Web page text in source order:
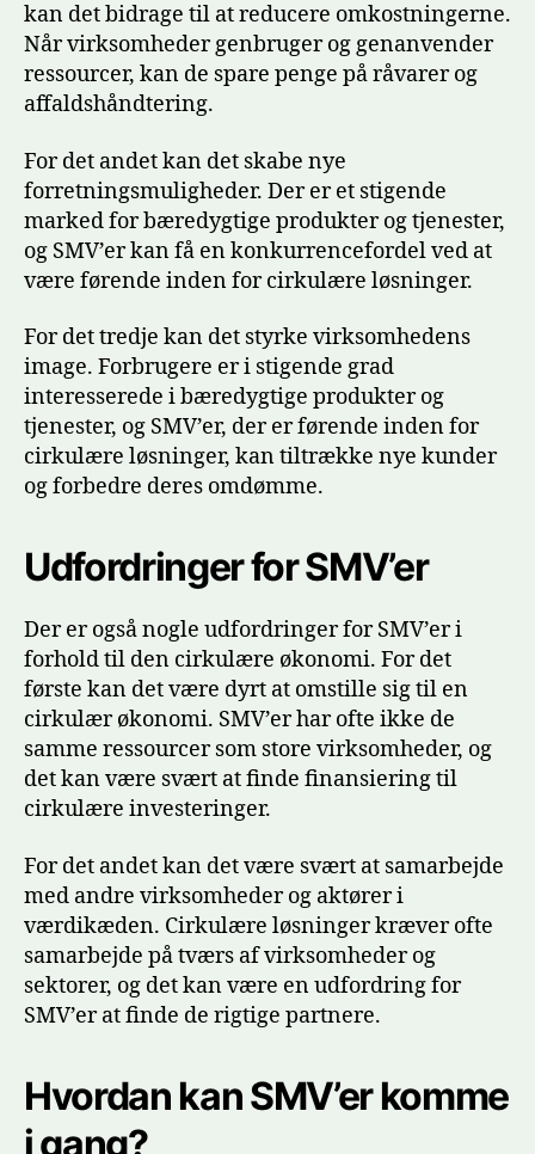
kan det bidrage til at reducere omkostningerne.
Når virksomheder genbruger og genanvender
ressourcer, kan de spare penge på råvarer og
affaldshåndtering.
For det andet kan det skabe nye
forretningsmuligheder. Der er et stigende
marked for bæredygtige produkter og tjenester,
og SMV’er kan få en konkurrencefordel ved at
være førende inden for cirkulære løsninger.
For det tredje kan det styrke virksomhedens
image. Forbrugere er i stigende grad
interesserede i bæredygtige produkter og
tjenester, og SMV’er, der er førende inden for
cirkulære løsninger, kan tiltrække nye kunder
og forbedre deres omdømme.
Udfordringer for SMV’er
Der er også nogle udfordringer for SMV’er i
forhold til den cirkulære økonomi. For det
første kan det være dyrt at omstille sig til en
cirkulær økonomi. SMV’er har ofte ikke de
samme ressourcer som store virksomheder, og
det kan være svært at finde finansiering til
cirkulære investeringer.
For det andet kan det være svært at samarbejde
med andre virksomheder og aktører i
værdikæden. Cirkulære løsninger kræver ofte
samarbejde på tværs af virksomheder og
sektorer, og det kan være en udfordring for
SMV’er at finde de rigtige partnere.
Hvordan kan SMV’er komme
i gang?